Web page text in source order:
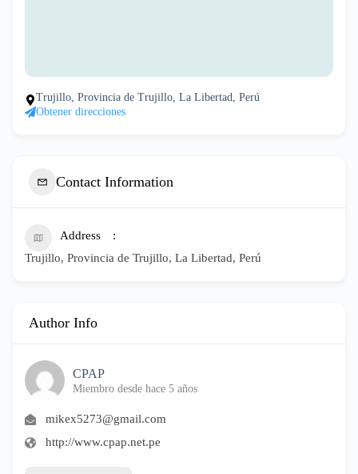
Trujillo, Provincia de Trujillo, La Libertad, Perú
Obtener direcciones
Contact Information
Address
Trujillo, Provincia de Trujillo, La Libertad, Perú
Author Info
CPAP
Miembro desde hace 5 años
mikex5273@gmail.com
http://www.cpap.net.pe